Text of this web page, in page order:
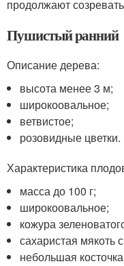
продолжают
Пушистый ранний
Описание дерева:
высота менее 3 м;
широкоовальное;
ветвистое;
розовидные цветки.
Характеристика
масса до 100 г;
широкоовальное;
кожура
сахаристая мякоть
небольшая